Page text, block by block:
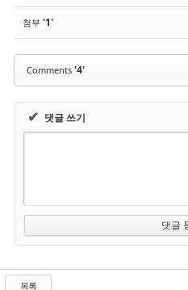
첨부 '1'
Comments '4'
✔ 댓글 쓰기
목록